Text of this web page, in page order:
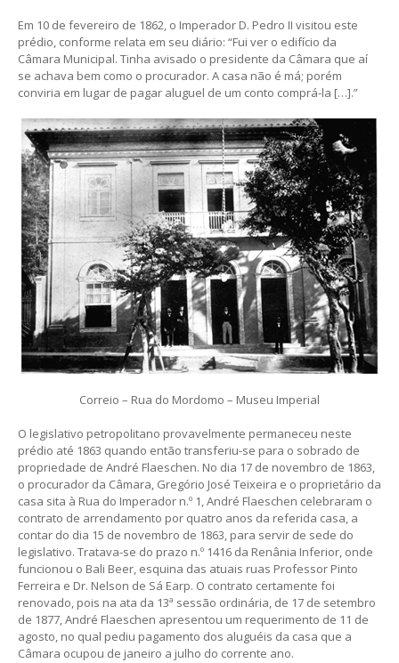
Em 10 de fevereiro de 1862, o Imperador D. Pedro II visitou este
prédio, conforme relata em seu diário: “Fui ver o edifício da
Câmara Municipal. Tinha avisado o presidente da Câmara que aí
se achava bem como o procurador. A casa não é má; porém
conviria em lugar de pagar aluguel de um conto comprá-la […].”
Correio – Rua do Mordomo – Museu Imperial
O legislativo petropolitano provavelmente permaneceu neste
prédio até 1863 quando então transferiu-se para o sobrado de
propriedade de André Flaeschen. No dia 17 de novembro de 1863,
o procurador da Câmara, Gregório José Teixeira e o proprietário da
casa sita à Rua do Imperador n.º 1, André Flaeschen celebraram o
contrato de arrendamento por quatro anos da referida casa, a
contar do dia 15 de novembro de 1863, para servir de sede do
legislativo. Tratava-se do prazo n.º 1416 da Renânia Inferior, onde
funcionou o Bali Beer, esquina das atuais ruas Professor Pinto
Ferreira e Dr. Nelson de Sá Earp. O contrato certamente foi
renovado, pois na ata da 13ª sessão ordinária, de 17 de setembro
de 1877, André Flaeschen apresentou um requerimento de 11 de
agosto, no qual pediu pagamento dos aluguéis da casa que a
Câmara ocupou de janeiro a julho do corrente ano.